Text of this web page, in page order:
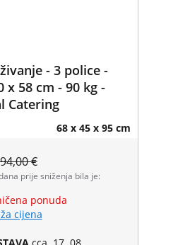
- 3 police -
x 58 cm - 90 kg -
Catering
68 x 45 x 95 cm
€
prije sniženja bila je:
ponuda
cijena
cca. 17. 08.